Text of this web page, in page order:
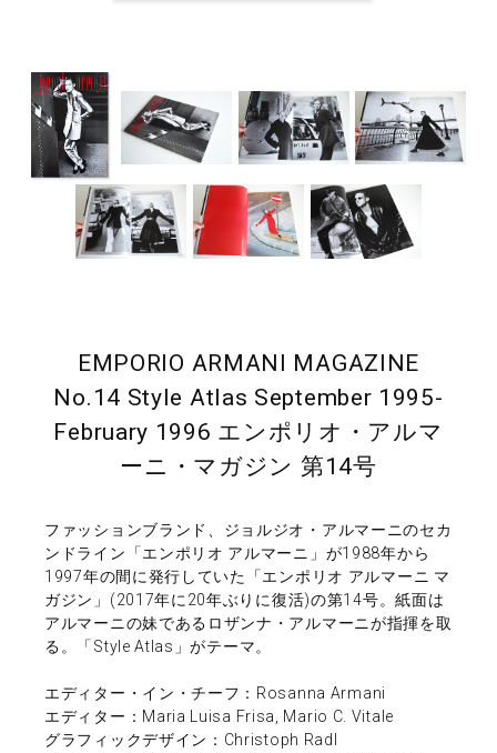
EMPORIO ARMANI MAGAZINE
No.14 Style Atlas September 1995-
February 1996 エンポリオ・アルマ
ーニ・マガジン 第14号
ファッションブランド、ジョルジオ・アルマーニのセカ
ンドライン「エンポリオ アルマーニ」が1988年から
1997年の間に発行していた「エンポリオ アルマーニ マ
ガジン」(2017年に20年ぶりに復活)の第14号。紙面は
アルマーニの妹であるロザンナ・アルマーニが指揮を取
る。「Style Atlas」がテーマ。
エディター・イン・チーフ：Rosanna Armani
エディター：Maria Luisa Frisa, Mario C. Vitale
グラフィックデザイン：Christoph Radl